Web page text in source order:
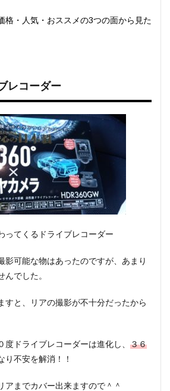
格・人気・おススメの3つの面から見た
レコーダー
ってくるドライブレコーダー
影可能な物はあったのですが、あまり
でした。
すと、リアの撮影が不十分だったから
度ドライブレコーダーは進化し、 ３６
り不安を解消！！
アまでカバー出来ますので＾＾